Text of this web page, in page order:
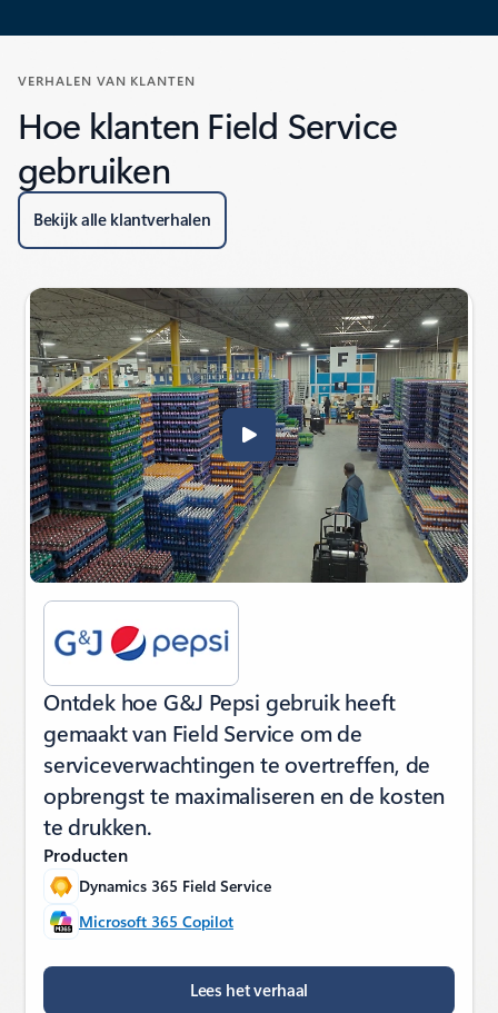
VERHALEN VAN KLANTEN
Hoe klanten Field Service
gebruiken
Bekijk alle klantverhalen
Ontdek hoe G&J Pepsi gebruik heeft
gemaakt van Field Service om de
serviceverwachtingen te overtreffen, de
opbrengst te maximaliseren en de kosten
te drukken.
Producten
Dynamics 365 Field Service
Microsoft 365 Copilot
Lees het verhaal